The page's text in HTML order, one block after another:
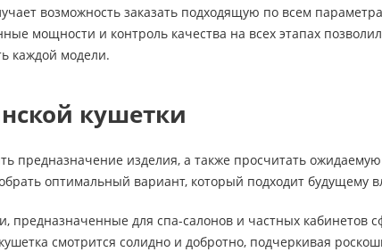
возможность заказать подходящую по всем
мощности и контроль качества на всех этапах
каждой модели.
кушетки
предназначение изделия, а также просчитать
оптимальный вариант, который подходит будущему
предназначенные для спа-салонов и частных кабинетов
смотрится солидно и добротно, подчеркивая